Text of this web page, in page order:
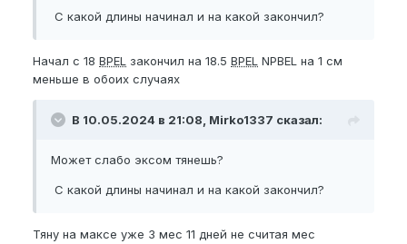
С какой длины начинал и на какой закончил?
Начал с 18 BPEL закончил на 18.5 BPEL NPBEL на 1 см
меньше в обоих случаях
В 10.05.2024 в 21:08, Mirko1337 сказал:
Может слабо эксом тянешь?
С какой длины начинал и на какой закончил?
Тяну на максе уже 3 мес 11 дней не считая мес